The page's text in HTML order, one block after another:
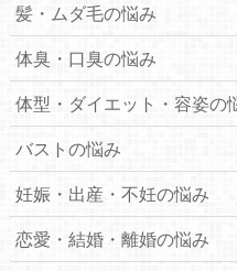
髪・ムダ毛の悩み
体臭・口臭の悩み
体型・ダイエット・容姿の
バストの悩み
妊娠・出産・不妊の悩み
恋愛・結婚・離婚の悩み